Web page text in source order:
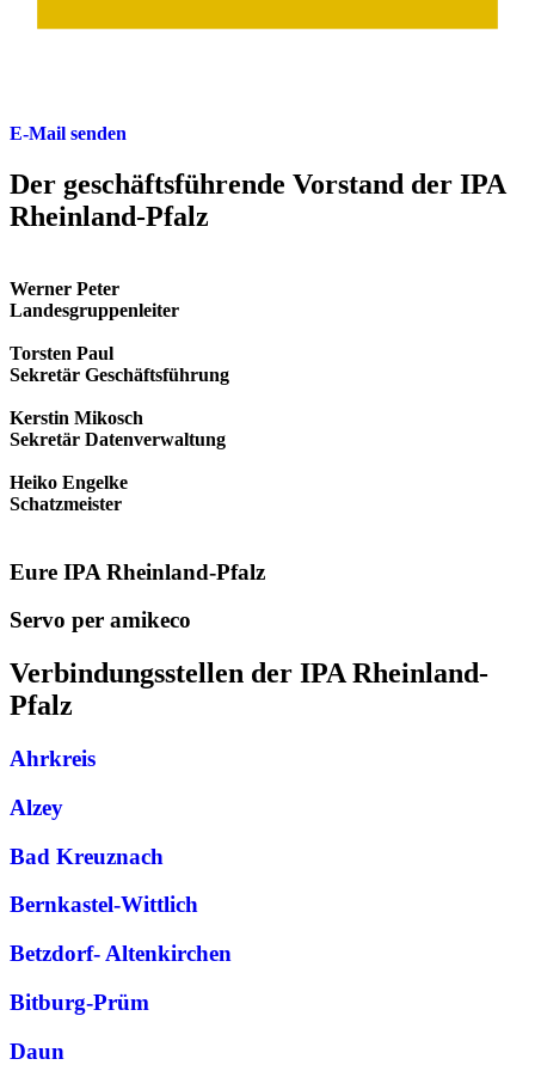
E-Mail senden
Der geschäfts­führende Vorstand der IPA
Rheinland-Pfalz
Werner Peter
Landesgruppenleiter
Torsten Paul
Sekretär Geschäftsführung
Kerstin Mikosch
Sekretär Datenverwaltung
Heiko Engelke
Schatzmeister
Eure IPA Rheinland-Pfalz
Servo per amikeco
Verbindungs­stellen der IPA Rheinland-
Pfalz
Ahrkreis
Alzey
Bad Kreuznach
Bernkastel-Wittlich
Betzdorf- Altenkirchen
Bitburg-Prüm
Daun